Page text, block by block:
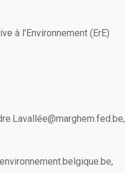
à l’Environnement (ErE)